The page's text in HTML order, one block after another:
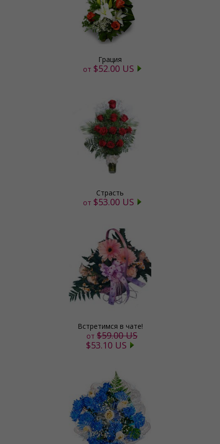
Грация
от $52.00 US
Страсть
от $53.00 US
Встретимся в чате!
от $59.00 US
$53.10 US